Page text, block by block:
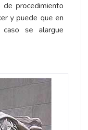
procedimiento
y puede que en
se alargue